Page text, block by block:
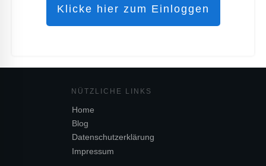
Klicke hier zum Einloggen
NÜTZL ICHE LINKS
Home
Blog
Datenschutzerklärung
Impressum